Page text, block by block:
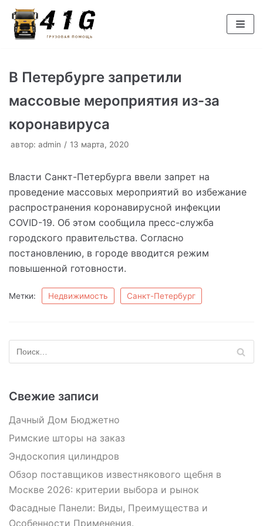
Перейти
к
В Петербурге запретили
массовые мероприятия из-за
коронавируса
автор: admin 13 марта, 2020
Власти Санкт-Петербурга ввели запрет на
проведение массовых мероприятий во избежание
распространения коронавирусной инфекции
COVID-19. Об этом сообщила пресс-служба
городского правительства. Согласно
постановлению, в городе вводится режим
повышенной готовности.
Метки: Недвижимость Санкт-Петербург
Свежие записи
Дачный Дом Бюджетно
Римские шторы на заказ
Эндоскопия цилиндров
Обзор поставщиков известнякового щебня в
Москве 2026: критерии выбора и рынок
Фасадные Панели: Виды, Преимущества и
Особенности Применения.